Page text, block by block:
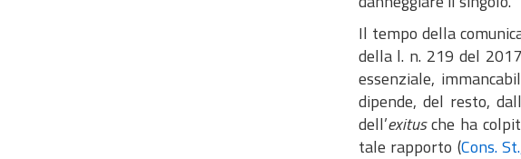
Il tempo della
della l. n. 219 del
essenziale,
dipende, del resto,
dell’exitusche ha
tale rapporto (Cons.